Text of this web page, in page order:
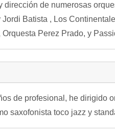
dirección de numerosas
Batista , Los
Perez Prado, y
de profesional, he dirigido
saxofonista toco jazz y